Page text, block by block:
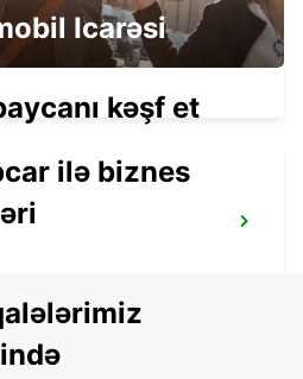
Icarəsi
kəşf et
ilə biznes